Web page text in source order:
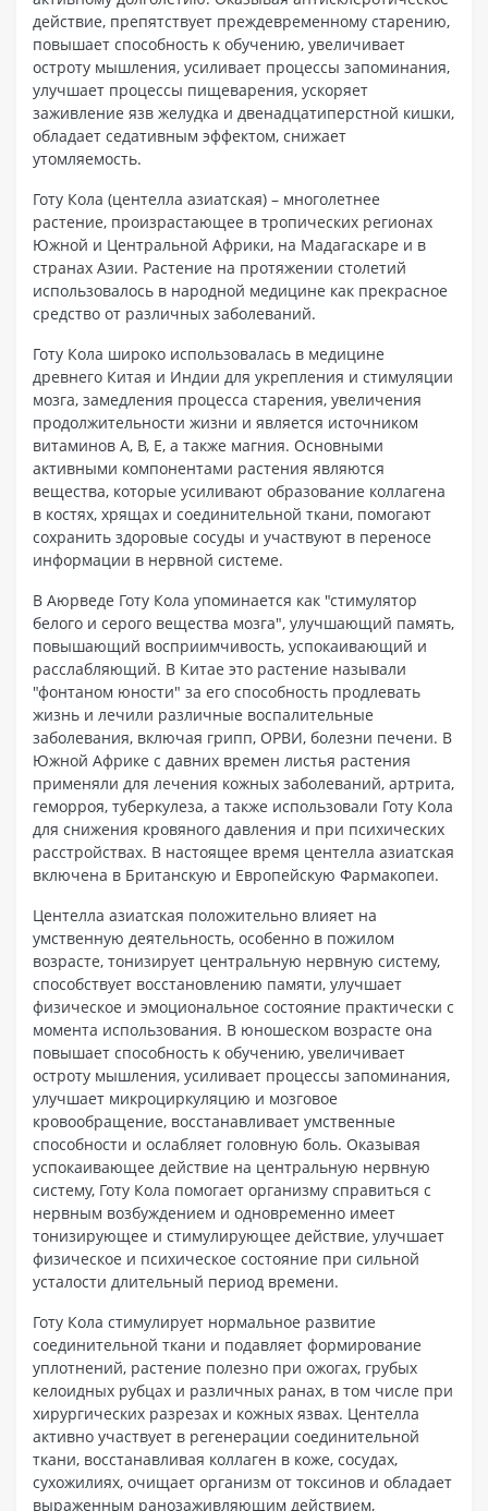
действие, препятствует преждевременному старению,
повышает способность к обучению, увеличивает
остроту мышления, усиливает процессы запоминания,
улучшает процессы пищеварения, ускоряет
заживление язв желудка и двенадцатиперстной кишки,
обладает седативным эффектом, снижает
утомляемость.
Готу Кола (центелла азиатская) – многолетнее
растение, произрастающее в тропических регионах
Южной и Центральной Африки, на Мадагаскаре и в
странах Азии. Растение на протяжении столетий
использовалось в народной медицине как прекрасное
средство от различных заболеваний.
Готу Кола широко использовалась в медицине
древнего Китая и Индии для укрепления и стимуляции
мозга, замедления процесса старения, увеличения
продолжительности жизни и является источником
витаминов А, В, Е, а также магния. Основными
активными компонентами растения являются
вещества, которые усиливают образование коллагена
в костях, хрящах и соединительной ткани, помогают
сохранить здоровые сосуды и участвуют в переносе
информации в нервной системе.
В Аюрведе Готу Кола упоминается как "стимулятор
белого и серого вещества мозга", улучшающий память,
повышающий восприимчивость, успокаивающий и
расслабляющий. В Китае это растение называли
"фонтаном юности" за его способность продлевать
жизнь и лечили различные воспалительные
заболевания, включая грипп, ОРВИ, болезни печени. В
Южной Африке с давних времен листья растения
применяли для лечения кожных заболеваний, артрита,
геморроя, туберкулеза, а также использовали Готу Кола
для снижения кровяного давления и при психических
расстройствах. В настоящее время центелла азиатская
включена в Британскую и Европейскую Фармакопеи.
Центелла азиатская положительно влияет на
умственную деятельность, особенно в пожилом
возрасте, тонизирует центральную нервную систему,
способствует восстановлению памяти, улучшает
физическое и эмоциональное состояние практически с
момента использования. В юношеском возрасте она
повышает способность к обучению, увеличивает
остроту мышления, усиливает процессы запоминания,
улучшает микроциркуляцию и мозговое
кровообращение, восстанавливает умственные
способности и ослабляет головную боль. Оказывая
успокаивающее действие на центральную нервную
систему, Готу Кола помогает организму справиться с
нервным возбуждением и одновременно имеет
тонизирующее и стимулирующее действие, улучшает
физическое и психическое состояние при сильной
усталости длительный период времени.
Готу Кола стимулирует нормальное развитие
соединительной ткани и подавляет формирование
уплотнений, растение полезно при ожогах, грубых
келоидных рубцах и различных ранах, в том числе при
хирургических разрезах и кожных язвах. Центелла
активно участвует в регенерации соединительной
ткани, восстанавливая коллаген в коже, сосудах,
сухожилиях, очищает организм от токсинов и обладает
выраженным ранозаживляющим действием,